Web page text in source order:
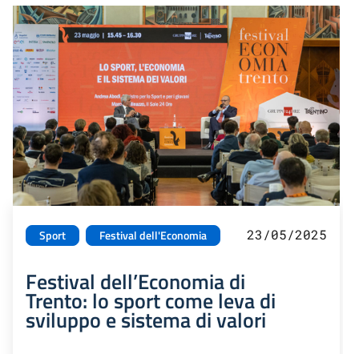
Sport Festival dell'Economia 23/05/2025
Festival dell’Economia di
Trento: lo sport come leva di
sviluppo e sistema di valori